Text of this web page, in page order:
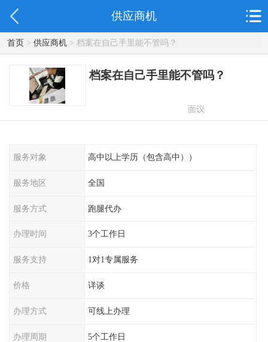
供应商机
首页> 供应商机> 档案在自己手里能不管吗？
档案在自己手里能不管吗？
面议
服务对象 高中以上学历（包含高中））
服务地区 全国
服务方式 跑腿代办
办理时间 3个工作日
服务支持 1对1专属服务
价格 详谈
办理方式 可线上办理
办理周期 5个工作日